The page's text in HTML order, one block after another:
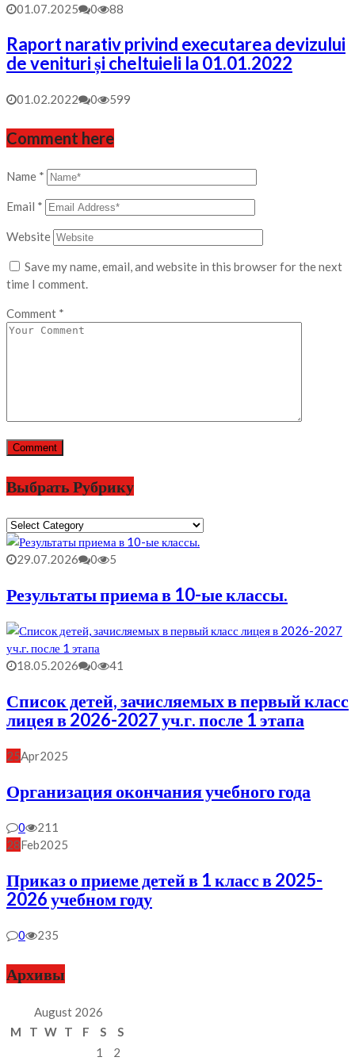
01.07.2025 0 88
Raport narativ privind executarea devizului
de venituri și cheltuieli la 01.01.2022
01.02.2022 0 599
Comment here
Name *
Email *
Website
Save my name, email, and website in this browser for the next
time I comment.
Comment *
Выбрать Рубрику
Выбрать
Рубрику
29.07.2026
0 5
Результаты приема в 10-ые классы.
18.05.2026 0 41
Список детей, зачисляемых в первый класс
лицея в 2026-2027 уч.г. после 1 этапа
25Apr2025
Организация окончания учебного года
0
211
28Feb2025
Приказ о приеме детей в 1 класс в 2025-
2026 учебном году
0 235
Архивы
August 2026
M
T W T F S
S
1
2